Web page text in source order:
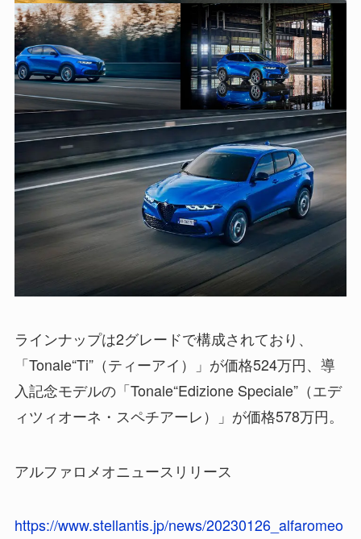
ラインナップは2グレードで構成されており、
「Tonale“Ti”（ティーアイ）」が価格524万円、導
入記念モデルの「Tonale“Edizione Speciale”（エデ
ィツィオーネ・スペチアーレ）」が価格578万円。
アルファロメオニュースリリース
https://www.stellantis.jp/news/20230126_alfaromeo